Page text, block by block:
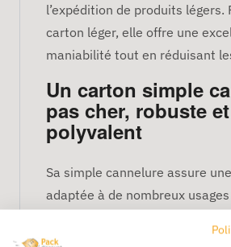
l’expédition de produits légers.
carton léger, elle offre une
maniabilité tout en réduisant
Un carton simple
pas cher, robuste et
polyvalent
Sa simple cannelure assure
adaptée à de nombreux
ou les envois internes. Cette